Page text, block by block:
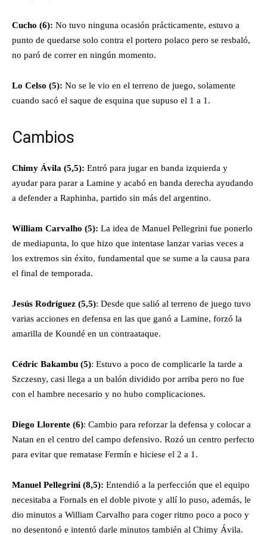
Cucho (6): No tuvo ninguna ocasión prácticamente, estuvo a
punto de quedarse solo contra el portero polaco pero se resbaló,
no paró de correr en ningún momento.
Lo Celso (5): No se le vio en el terreno de juego, solamente
cuando sacó el saque de esquina que supuso el 1 a 1.
Cambios
Chimy Ávila (5,5): Entró para jugar en banda izquierda y
ayudar para parar a Lamine y acabó en banda derecha ayudando
a defender a Raphinha, partido sin más del argentino.
William Carvalho (5): La idea de Manuel Pellegrini fue ponerlo
de mediapunta, lo que hizo que intentase lanzar varias veces a
los extremos sin éxito, fundamental que se sume a la causa para
el final de temporada.
Jesús Rodríguez (5,5): Desde que salió al terreno de juego tuvo
varias acciones en defensa en las que ganó a Lamine, forzó la
amarilla de Koundé en un contraataque.
Cédric Bakambu (5): Estuvo a poco de complicarle la tarde a
Szczesny, casi llega a un balón dividido por arriba pero no fue
con el hambre necesario y no hubo complicaciones.
Diego Llorente (6): Cambio para reforzar la defensa y colocar a
Natan en el centro del campo defensivo. Rozó un centro perfecto
para evitar que rematase Fermín e hiciese el 2 a 1.
Manuel Pellegrini (8,5): Entendió a la perfección que el equipo
necesitaba a Fornals en el doble pivote y allí lo puso, además, le
dio minutos a William Carvalho para coger ritmo poco a poco y
no desentonó e intentó darle minutos también al Chimy Ávila.